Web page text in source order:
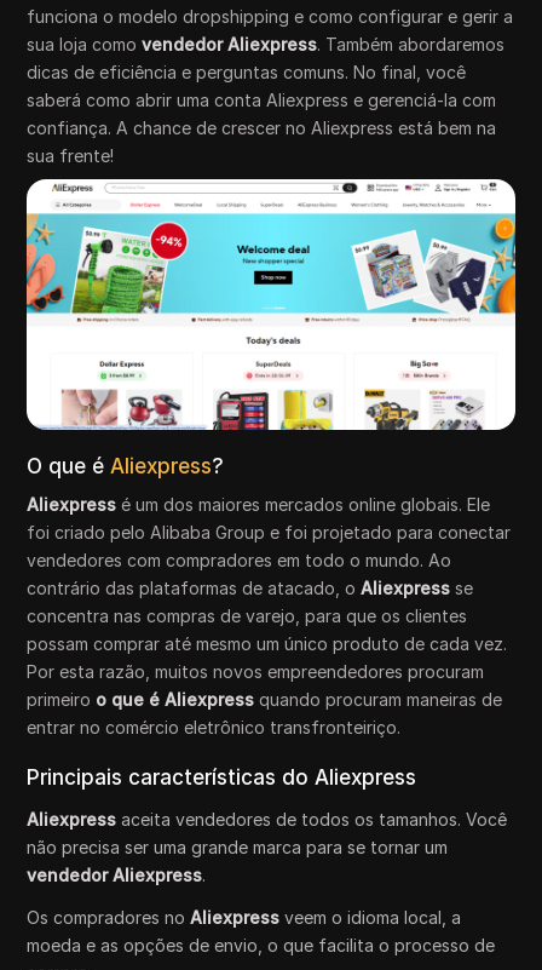
funciona o modelo dropshipping e como configurar e gerir a
sua loja comovendedor Aliexpress. Também abordaremos
dicas de eficiência e perguntas comuns. No final, você
saberá como abrir uma conta Aliexpress e gerenciá-la com
confiança. A chance de crescer no Aliexpress está bem na
sua frente!
O que é Aliexpress?
Aliexpress é um dos maiores mercados online globais. Ele
foi criado pelo Alibaba Group e foi projetado para conectar
vendedores com compradores em todo o mundo. Ao
contrário das plataformas de atacado, oAliexpress se
concentra nas compras de varejo, para que os clientes
possam comprar até mesmo um único produto de cada vez.
Por esta razão, muitos novos empreendedores procuram
primeiro o que é Aliexpress quando procuram maneiras de
entrar no comércio eletrônico transfronteiriço.
Principais características do Aliexpress
Aliexpress aceita vendedores de todos os tamanhos. Você
não precisa ser uma grande marca para se tornar um
vendedor Aliexpress.
Os compradores noAliexpress veem o idioma local, a
moeda e as opções de envio, o que facilita o processo de